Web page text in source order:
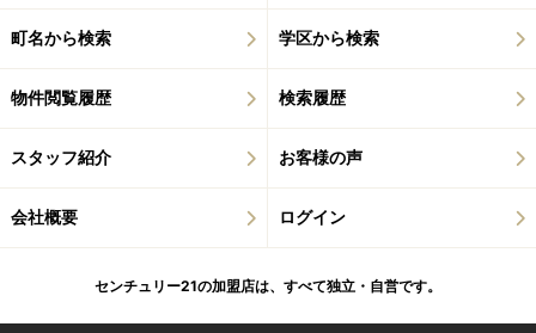
町名から検索 学区から検索
物件閲覧履歴 検索履歴
スタッフ紹介 お客様の声
会社概要 ログイン
センチュリー21の加盟店は、すべて独立・自営です。